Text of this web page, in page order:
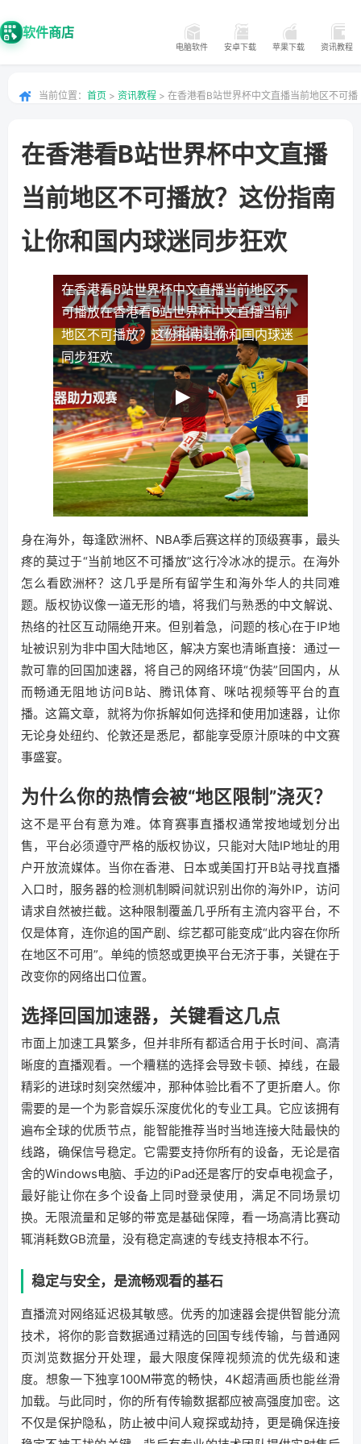
软件商店
电脑软件 安卓下载 苹果下载 资讯教程
当前位置： 首页 > 资讯教程 > 在香港看B站世界杯中文直播当前地区不可播
在香港看B站世界杯中文直播
当前地区不可播放？这份指南
让你和国内球迷同步狂欢
在香港看B站世界杯中文直播当前地区不
可播放在香港看B站世界杯中文直播当前
地区不可播放？这份指南让你和国内球迷
同步狂欢
身在海外，每逢欧洲杯、NBA季后赛这样的顶级赛事，最头
疼的莫过于“当前地区不可播放”这行冷冰冰的提示。在海外
怎么看欧洲杯？这几乎是所有留学生和海外华人的共同难
题。版权协议像一道无形的墙，将我们与熟悉的中文解说、
热络的社区互动隔绝开来。但别着急，问题的核心在于IP地
址被识别为非中国大陆地区，解决方案也清晰直接：通过一
款可靠的回国加速器，将自己的网络环境“伪装”回国内，从
而畅通无阻地访问B站、腾讯体育、咪咕视频等平台的直
播。这篇文章，就将为你拆解如何选择和使用加速器，让你
无论身处纽约、伦敦还是悉尼，都能享受原汁原味的中文赛
事盛宴。
为什么你的热情会被“地区限制”浇灭？
这不是平台有意为难。体育赛事直播权通常按地域划分出
售，平台必须遵守严格的版权协议，只能对大陆IP地址的用
户开放流媒体。当你在香港、日本或美国打开B站寻找直播
入口时，服务器的检测机制瞬间就识别出你的海外IP，访问
请求自然被拦截。这种限制覆盖几乎所有主流内容平台，不
仅是体育，连你追的国产剧、综艺都可能变成“此内容在你所
在地区不可用”。单纯的愤怒或更换平台无济于事，关键在于
改变你的网络出口位置。
选择回国加速器，关键看这几点
市面上加速工具繁多，但并非所有都适合用于长时间、高清
晰度的直播观看。一个糟糕的选择会导致卡顿、掉线，在最
精彩的进球时刻突然缓冲，那种体验比看不了更折磨人。你
需要的是一个为影音娱乐深度优化的专业工具。它应该拥有
遍布全球的优质节点，能智能推荐当时当地连接大陆最快的
线路，确保信号稳定。它需要支持你所有的设备，无论是宿
舍的Windows电脑、手边的iPad还是客厅的安卓电视盒子，
最好能让你在多个设备上同时登录使用，满足不同场景切
换。无限流量和足够的带宽是基础保障，看一场高清比赛动
辄消耗数GB流量，没有稳定高速的专线支持根本不行。
稳定与安全，是流畅观看的基石
直播流对网络延迟极其敏感。优秀的加速器会提供智能分流
技术，将你的影音数据通过精选的回国专线传输，与普通网
页浏览数据分开处理，最大限度保障视频流的优先级和速
度。想象一下独享100M带宽的畅快，4K超清画质也能丝滑
加载。与此同时，你的所有传输数据都应被高强度加密。这
不仅是保护隐私，防止被中间人窥探或劫持，更是确保连接